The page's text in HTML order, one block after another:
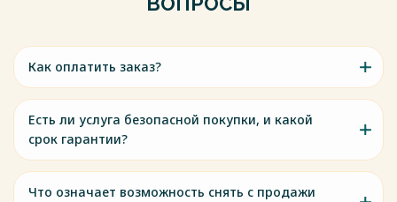
Как оплатить заказ?
Есть ли услуга безопасной покупки, и какой
срок гарантии?
Что означает возможность снять с продажи